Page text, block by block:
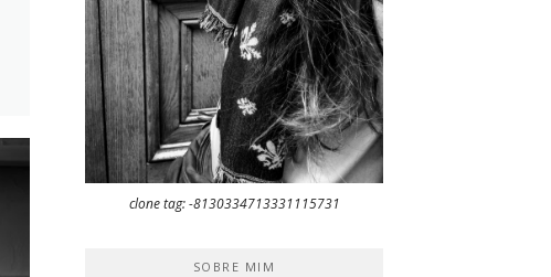
clone tag: -8130334713331115731
SOBRE MIM